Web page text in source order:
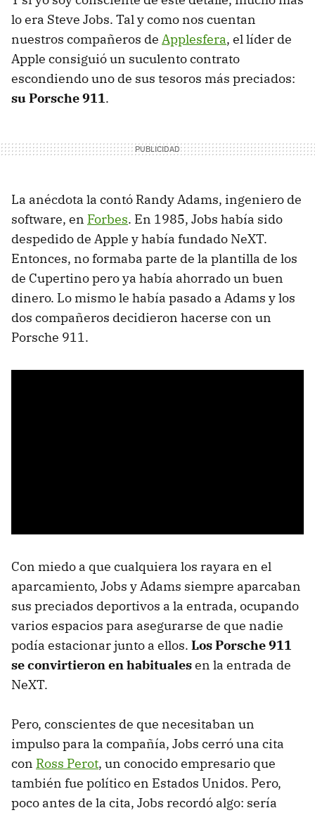
lo era Steve Jobs. Tal y como nos cuentan
nuestros compañeros de Applesfera, el líder de
Apple consiguió un suculento contrato
escondiendo uno de sus tesoros más preciados:
su Porsche 911.
La anécdota la contó Randy Adams, ingeniero de
software, en Forbes. En 1985, Jobs había sido
despedido de Apple y había fundado NeXT.
Entonces, no formaba parte de la plantilla de los
de Cupertino pero ya había ahorrado un buen
dinero. Lo mismo le había pasado a Adams y los
dos compañeros decidieron hacerse con un
Porsche 911.
Con miedo a que cualquiera los rayara en el
aparcamiento, Jobs y Adams siempre aparcaban
sus preciados deportivos a la entrada, ocupando
varios espacios para asegurarse de que nadie
podía estacionar junto a ellos. Los Porsche 911
se convirtieron en habitualesen la entrada de
NeXT.
Pero, conscientes de que necesitaban un
impulso para la compañía, Jobs cerró una cita
con Ross Perot, un conocido empresario que
también fue político en Estados Unidos. Pero,
poco antes de la cita, Jobs recordó algo: sería